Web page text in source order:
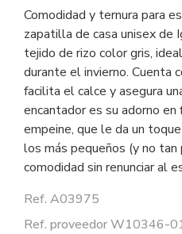
Comodidad y ternura para
zapatilla de casa unisex de
tejido de rizo color gris,
durante el invierno. Cuenta
facilita el calce y asegura
encantador es su adorno
empeine, que le da un
los más pequeños (y no
comodidad sin renunciar al
Ref. A03975
Ref. proveedor W10346-